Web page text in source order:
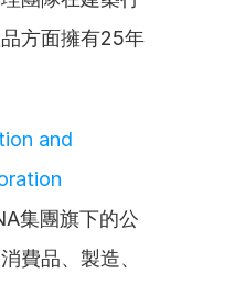
方面擁有25年
and
集團旗下的公
費品、製造、